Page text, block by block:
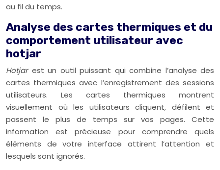
au fil du temps.
Analyse des cartes thermiques et du
comportement utilisateur avec
hotjar
Hotjarest un outil puissant qui combine l’analyse des
cartes thermiques avec l’enregistrement des sessions
utilisateurs. Les cartes thermiques montrent
visuellement où les utilisateurs cliquent, défilent et
passent le plus de temps sur vos pages. Cette
information est précieuse pour comprendre quels
éléments de votre interface attirent l’attention et
lesquels sont ignorés.